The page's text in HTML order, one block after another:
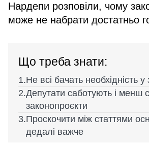
Нардепи розповіли, чому
може не набрати достатньо
Що треба знати:
Не всі бачать необхідність у
Депутати саботують і менш
законопроєкти
Проскочити між статтями
дедалі важче